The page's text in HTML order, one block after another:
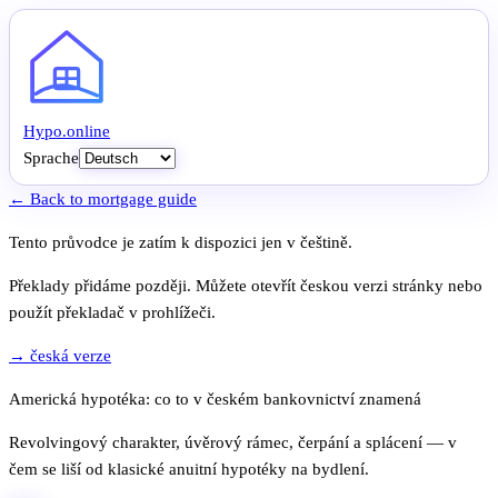
Hypo.online
Sprache
← Back to mortgage guide
Tento průvodce je zatím k dispozici jen v češtině.
Překlady přidáme později. Můžete otevřít českou verzi stránky nebo
použít překladač v prohlížeči.
→ česká verze
Americká hypotéka: co to v českém bankovnictví znamená
Revolvingový charakter, úvěrový rámec, čerpání a splácení — v
čem se liší od klasické anuitní hypotéky na bydlení.